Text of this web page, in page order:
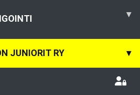
▾
JUNIORIT RY ▾